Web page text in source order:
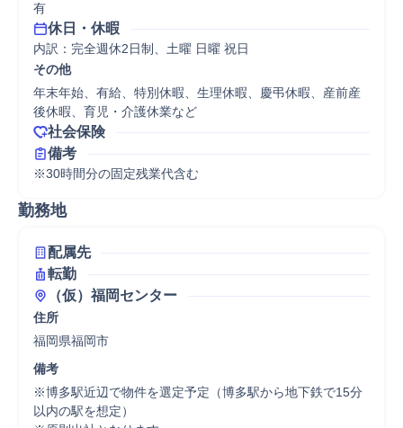
有
休日・休暇
内訳：完全週休2日制、土曜 日曜 祝日
その他
年末年始、有給、特別休暇、生理休暇、慶弔休暇、産前産
後休暇、育児・介護休業など
社会保険
備考
※30時間分の固定残業代含む
勤務地
配属先
転勤
（仮）福岡センター
住所
福岡県福岡市
備考
※博多駅近辺で物件を選定予定（博多駅から地下鉄で15分
以内の駅を想定）